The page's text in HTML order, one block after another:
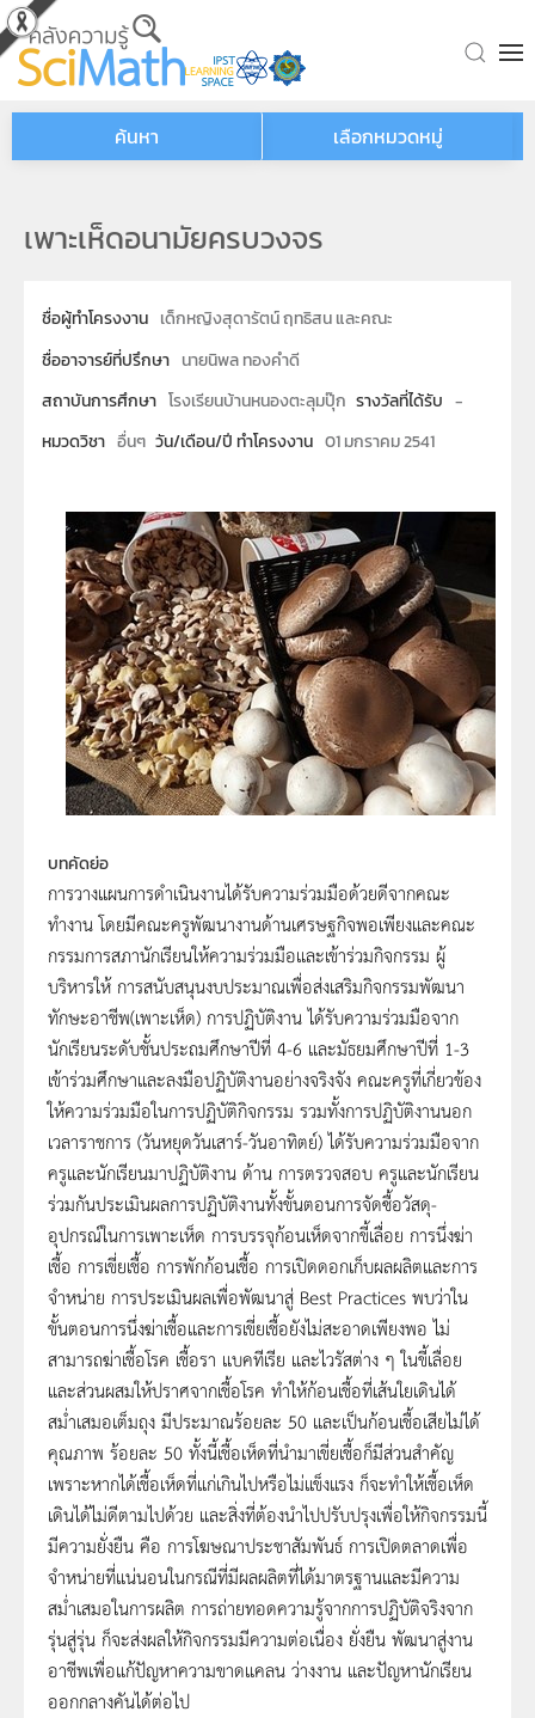
Skip to main content
ค้นหา เลือกหมวดหมู่
เพาะเห็ดอนามัยครบวงจร
ชื่อผู้ทำโครงงาน เด็กหญิงสุดารัตน์ ฤทธิสน และคณะ
ชื่ออาจารย์ที่ปรึกษา นายนิพล ทองคำดี
สถาบันการศึกษา โรงเรียนบ้านหนองตะลุมปุ๊ก รางวัลที่ได้รับ -
หมวดวิชา อื่นๆ วัน/เดือน/ปี ทำโครงงาน 01 มกราคม 2541
บทคัดย่อ
การวางแผนการดำเนินงานได้รับความร่วมมือด้วยดีจากคณะ
ทำงาน โดยมีคณะครูพัฒนางานด้านเศรษฐกิจพอเพียงและคณะ
กรรมการสภานักเรียนให้ความร่วมมือและเข้าร่วมกิจกรรม ผู้
บริหารให้ การสนับสนุนงบประมาณเพื่อส่งเสริมกิจกรรมพัฒนา
ทักษะอาชีพ(เพาะเห็ด) การปฏิบัติงาน ได้รับความร่วมมือจาก
นักเรียนระดับชั้นประถมศึกษาปีที่ 4-6 และมัธยมศึกษาปีที่ 1-3
เข้าร่วมศึกษาและลงมือปฏิบัติงานอย่างจริงจัง คณะครูที่เกี่ยวข้อง
ให้ความร่วมมือในการปฏิบัติกิจกรรม รวมทั้งการปฏิบัติงานนอก
เวลาราชการ (วันหยุดวันเสาร์-วันอาทิตย์) ได้รับความร่วมมือจาก
ครูและนักเรียนมาปฏิบัติงาน ด้าน การตรวจสอบ ครูและนักเรียน
ร่วมกันประเมินผลการปฏิบัติงานทั้งขั้นตอนการจัดซื้อวัสดุ-
อุปกรณ์ในการเพาะเห็ด การบรรจุก้อนเห็ดจากขี้เลื่อย การนึ่งฆ่า
เชื้อ การเขี่ยเชื้อ การพักก้อนเชื้อ การเปิดดอกเก็บผลผลิตและการ
จำหน่าย การประเมินผลเพื่อพัฒนาสู่ Best Practices พบว่าใน
ขั้นตอนการนึ่งฆ่าเชื้อและการเขี่ยเชื้อยังไม่สะอาดเพียงพอ ไม่
สามารถฆ่าเชื้อโรค เชื้อรา แบคทีเรีย และไวรัสต่าง ๆ ในขี้เลื่อย
และส่วนผสมให้ปราศจากเชื้อโรค ทำให้ก้อนเชื้อที่เส้นใยเดินได้
สม่ำเสมอเต็มถุง มีประมาณร้อยละ 50 และเป็นก้อนเชื้อเสียไม่ได้
คุณภาพ ร้อยละ 50 ทั้งนี้เชื้อเห็ดที่นำมาเขี่ยเชื้อก็มีส่วนสำคัญ
เพราะหากได้เชื้อเห็ดที่แก่เกินไปหรือไม่แข็งแรง ก็จะทำให้เชื้อเห็ด
เดินได้ไม่ดีตามไปด้วย และสิ่งที่ต้องนำไปปรับปรุงเพื่อให้กิจกรรมนี้
มีความยั่งยืน คือ การโฆษณาประชาสัมพันธ์ การเปิดตลาดเพื่อ
จำหน่ายที่แน่นอนในกรณีที่มีผลผลิตที่ได้มาตรฐานและมีความ
สม่ำเสมอในการผลิต การถ่ายทอดความรู้จากการปฏิบัติจริงจาก
รุ่นสู่รุ่น ก็จะส่งผลให้กิจกรรมมีความต่อเนื่อง ยั่งยืน พัฒนาสู่งาน
อาชีพเพื่อแก้ปัญหาความขาดแคลน ว่างงาน และปัญหานักเรียน
ออกกลางคันได้ต่อไป